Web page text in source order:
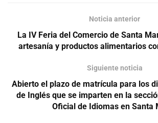
Noticia anterior
La IV Feria del Comercio de Santa
artesanía y productos alimentarios
Siguiente noticia
Abierto el plazo de matrícula para los
de Inglés que se imparten en la
Oficial de Idiomas en Santa